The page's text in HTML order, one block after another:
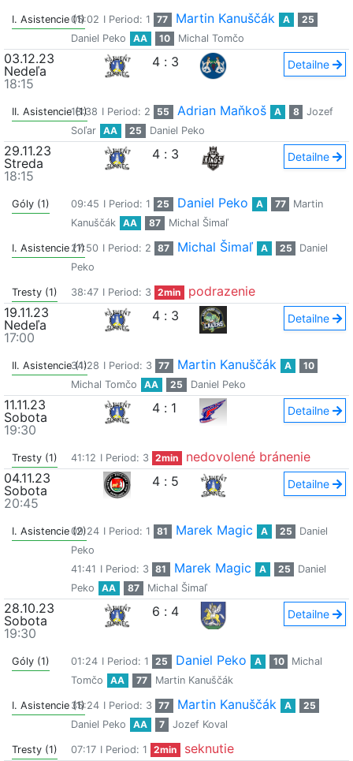
I. Asistencie (1)05:02 I Period: 1 77 Martin Kanuščák A
25
Daniel Peko
AA 10 Michal Tomčo
03.12.23
Nedeľa
18:15
4 : 3 Detailne
II. Asistencie (1)
18:38 I Period: 2 55 Adrian Maňkoš A 8
Jozef
Soľar
AA 25 Daniel Peko
29.11.23
Streda
18:15
4 : 3 Detailne
Góly (1) 09:45 I Period: 1 25 Daniel Peko A 77
Martin
Kanuščák
AA 87 Michal Šimaľ
I. Asistencie (1)27:50 I Period: 2 87 Michal Šimaľ A 25
Daniel
Peko
Tresty (1) 38:47 I Period: 3 2min
podrazenie
19.11.23
Nedeľa
17:00
4 : 3 Detailne
II. Asistencie (1)
34:28 I Period: 3 77 Martin Kanuščák A
10
Michal Tomčo
AA 25 Daniel Peko
11.11.23
Sobota
19:30
4 : 1 Detailne
Tresty (1) 41:12 I Period: 3 2min
nedovolené bránenie
04.11.23
Sobota
20:45
4 : 5 Detailne
I. Asistencie (2)09:24 I Period: 1 81 Marek Magic A 25
Daniel
Peko
41:41 I Period: 3 81 Marek Magic A 25
Daniel
Peko
AA 87 Michal Šimaľ
28.10.23
Sobota
19:30
6 : 4 Detailne
Góly (1) 01:24 I Period: 1 25 Daniel Peko A 10
Michal
Tomčo
AA 77 Martin Kanuščák
I. Asistencie (1)35:24 I Period: 3 77 Martin Kanuščák A
25
Daniel Peko
AA 7 Jozef Koval
Tresty (1) 07:17 I Period: 1 2min
seknutie